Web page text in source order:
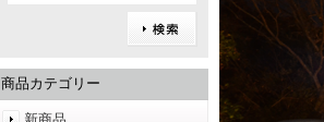
商品カテゴリー